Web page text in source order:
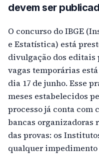
devem ser
O concurso do IBGE
e Estatística) está
divulgação dos editais
vagas temporárias
dia 17 de junho. Esse
meses estabelecidos
processo já conta com
bancas organizadoras
das provas: os
qualquer